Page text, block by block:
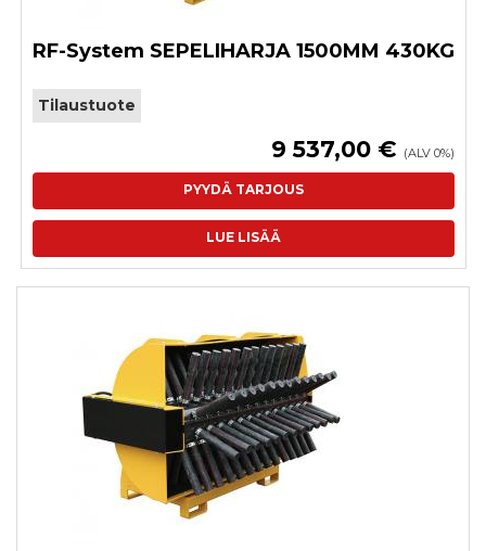
RF-System SEPELIHARJA 1500MM 430KG
Tilaustuote
9 537,00 € (ALV 0%)
PYYDÄ TARJOUS
LUE LISÄÄ